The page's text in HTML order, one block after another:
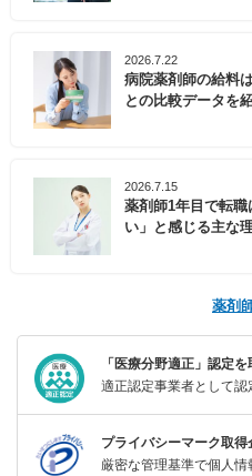
2026.7.22
病院薬剤師の給料
との比較データを
2026.7.15
薬剤師1年目で転
い」と感じる主な
薬剤
「医療分野適正」認定を
適正認定事業者として認
プライバシーマーク取得
厳密な管理基準で個人情